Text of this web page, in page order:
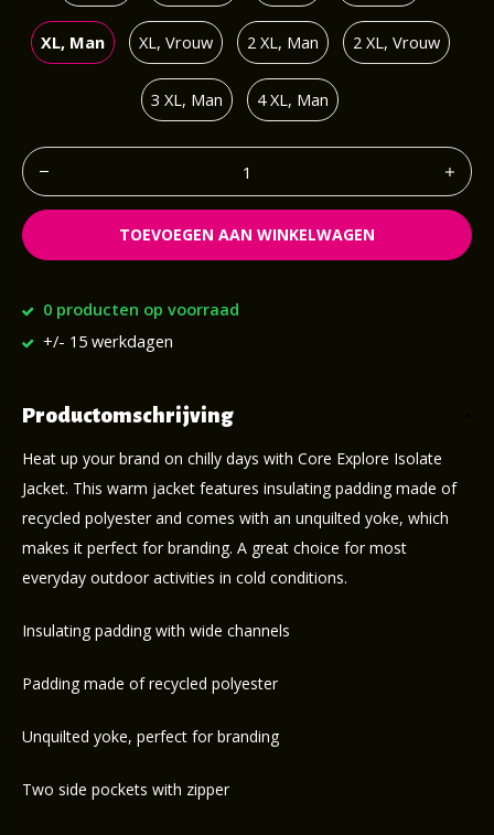
XL, Man XL, Vrouw 2 XL, Man 2 XL, Vrouw
3 XL, Man 4 XL, Man
TOEVOEGEN AAN WINKELWAGEN
0 producten op voorraad
+/- 15 werkdagen
Productomschrijving
Heat up your brand on chilly days with Core Explore Isolate
Jacket. This warm jacket features insulating padding made of
recycled polyester and comes with an unquilted yoke, which
makes it perfect for branding. A great choice for most
everyday outdoor activities in cold conditions.
Insulating padding with wide channels
Padding made of recycled polyester
Unquilted yoke, perfect for branding
Two side pockets with zipper